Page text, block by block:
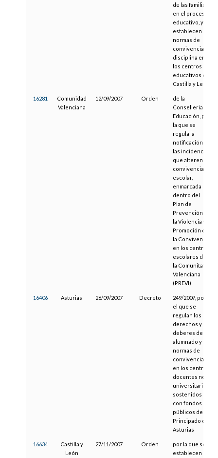
de las familias
en el proceso
educativo, y se
establecen las
normas de
convivencia y
disciplina en
los centros
educativos de
Castilla y León
16281
Comunidad
Valenciana
12/09/2007 Orden
de la
Conselleria de
Educación, por
la que se
regula la
notificación de
las incidencias
que alteren la
convivencia
escolar,
enmarcada
dentro del
Plan de
Prevención de
la Violencia y
Promoción de
la Convivencia
en los centros
escolares de
la Comunitat
Valenciana
(PREVI)
16406 Asturias 26/09/2007 Decreto
249/2007, por
el que se
regulan los
derechos y
deberes del
alumnado y
normas de
convivencia
en los centros
docentes no
universitarios
sostenidos
con fondos
públicos del
Principado de
Asturias
16634
Castilla y
León
27/11/2007 Orden
por la que se
establecen